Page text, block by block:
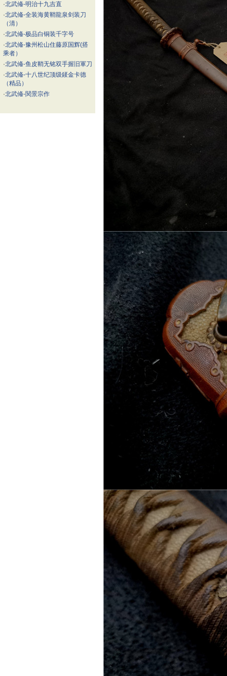
·北武偹-明治十九吉直
·北武偹-全装海黄鞘龍泉剑装刀
（清）
·北武偹-极品白铜装千字号
·北武偹-豫州松山住藤原国辉(搭
乘者）
·北武偹-鱼皮鞘无铭双手握旧軍刀
·北武偹-十八世纪顶级錽金卡德
（精品）
·北武偹-関景宗作